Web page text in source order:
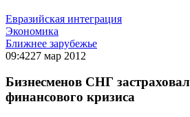
Евразийская интеграция
Экономика
Ближнее зарубежье
09:4227 мар 2012
Бизнесменов СНГ
финансового кризиса